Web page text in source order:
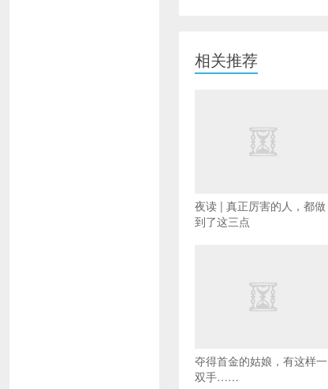
相关推荐
夜读 | 真正厉害的人，都做
到了这三点
夺得首金的姑娘，有这样一
双手……